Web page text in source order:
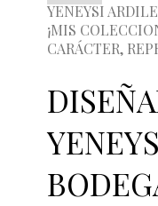
YENEYSI
¡MIS
CARÁCTER,